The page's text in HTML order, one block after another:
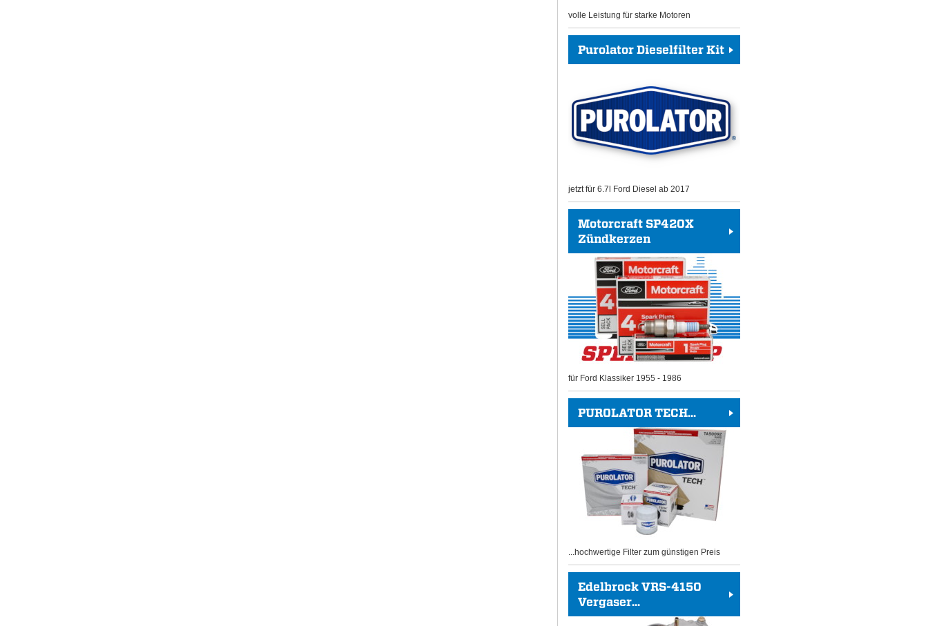
volle Leistung für starke Motoren
Purolator Dieselfilter Kit
jetzt für 6.7l Ford Diesel ab 2017
Motorcraft SP420X
Zündkerzen
für Ford Klassiker 1955 - 1986
PUROLATOR TECH...
...hochwertige Filter zum günstigen Preis
Edelbrock VRS-4150
Vergaser...